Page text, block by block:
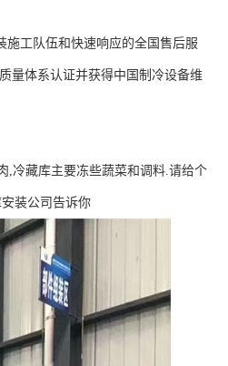
工队伍和快速响应的全国售后服
量体系认证并获得中国制冷设备维
,冷藏库主要冻些蔬菜和调料.请给个
装公司告诉你